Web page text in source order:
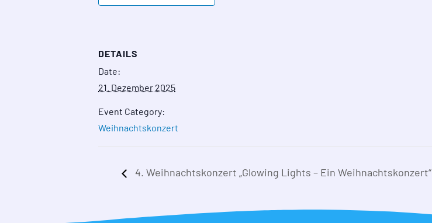
DETAILS
Date:
21. Dezember 2025
Event Category:
Weihnachtskonzert
4. Weihnachtskonzert „Glowing Lights – Ein Weihnachtskonzert“